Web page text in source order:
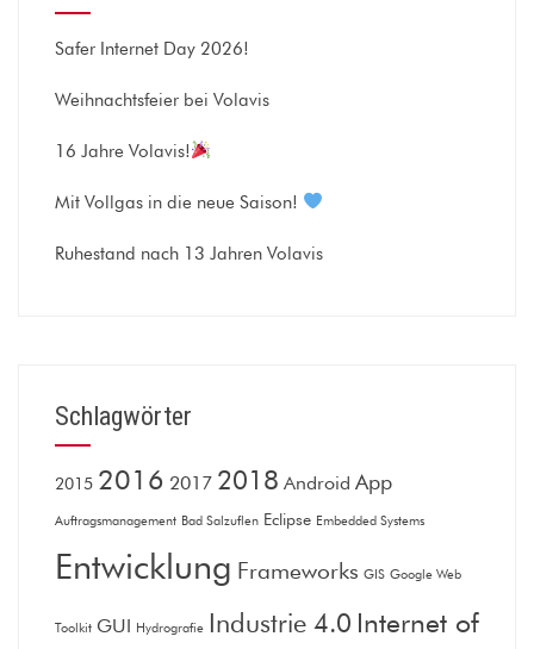
Safer Internet Day 2026!
Weihnachtsfeier bei Volavis
16 Jahre Volavis!
Mit Vollgas in die neue Saison!
Ruhestand nach 13 Jahren Volavis
Schlagwörter
2015 2016 2017 2018 Android App
Auftragsmanagement Bad Salzuflen Eclipse Embedded Systems
Entwicklung Frameworks GIS Google Web
Toolkit GUI Hydrografie Industrie 4.0 Internet of